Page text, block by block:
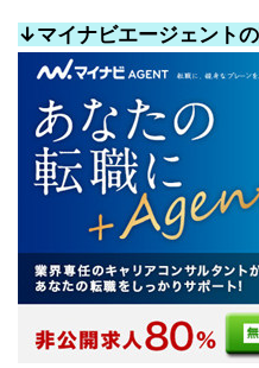
↓マイナビエージェント